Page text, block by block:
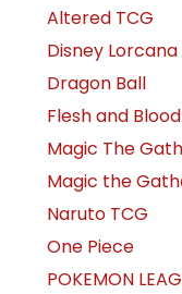
Altered TCG
Disney Lorcana
Dragon Ball
Flesh and Blood
Magic The
Magic the
Naruto TCG
One Piece
POKEMON